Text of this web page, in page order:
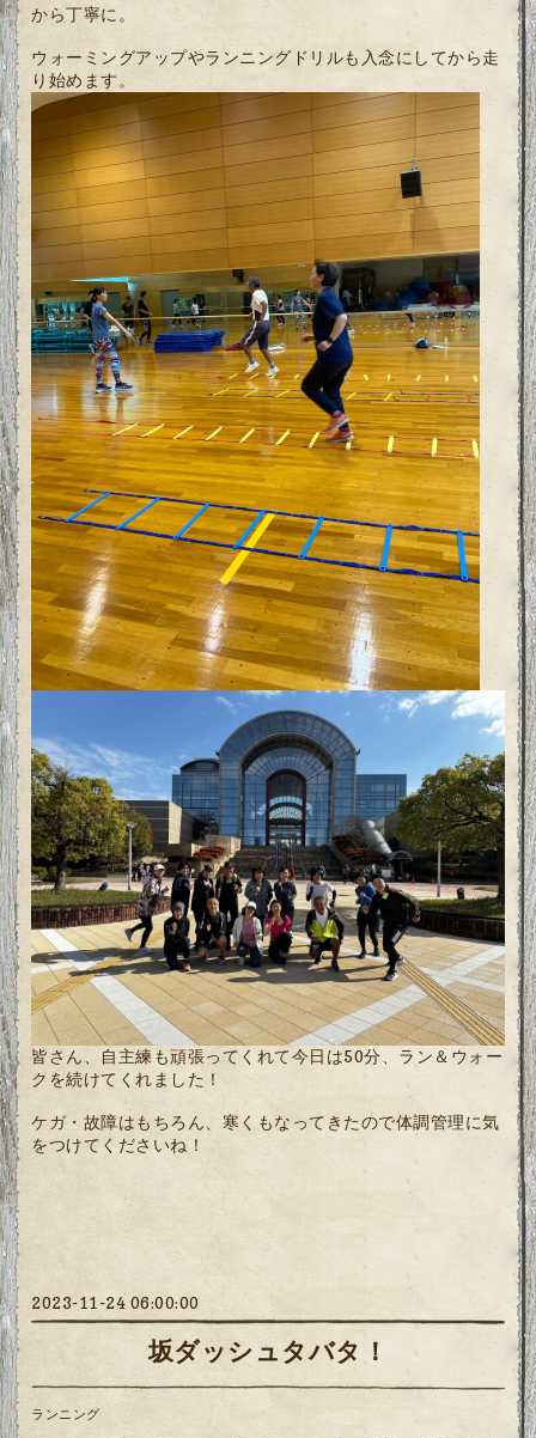
から丁寧に。
ウォーミングアップやランニングドリルも入念にしてから走
り始めます。
皆さん、自主練も頑張ってくれて今日は50分、ラン＆ウォー
クを続けてくれました！
ケガ・故障はもちろん、寒くもなってきたので体調管理に気
をつけてくださいね！
2023-11-24 06:00:00
坂ダッシュタバタ！
ランニング